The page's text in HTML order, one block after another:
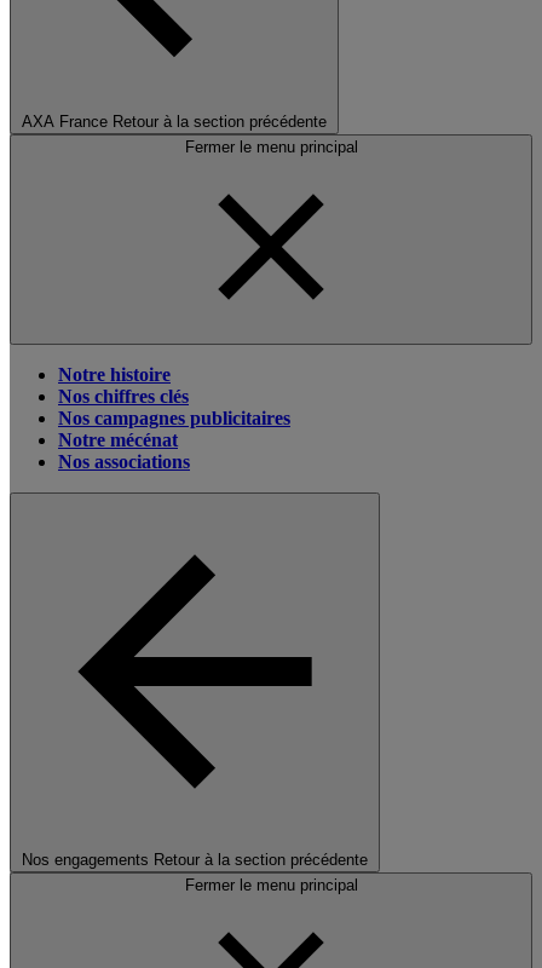
AXA France Retour à la section précédente
Fermer le menu principal
Notre histoire
Nos chiffres clés
Nos campagnes publicitaires
Notre mécénat
Nos associations
Nos engagements Retour à la section précédente
Fermer le menu principal